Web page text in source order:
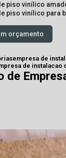
piso vinílico
piso vinílico para
orçamento
empresa de
de instalacao
de